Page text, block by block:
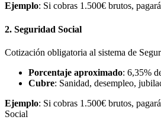
Ejemplo: Si cobras 1.500€ brutos,
2. Seguridad Social
Cotización obligatoria al sistema de
Porcentaje aproximado: 6,35%
Cubre: Sanidad, desempleo,
Ejemplo: Si cobras 1.500€ brutos,
Social